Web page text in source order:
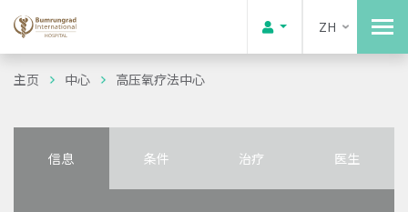
ZH
主页 中心 高压氧疗法中心
信息 条件 治疗 医生